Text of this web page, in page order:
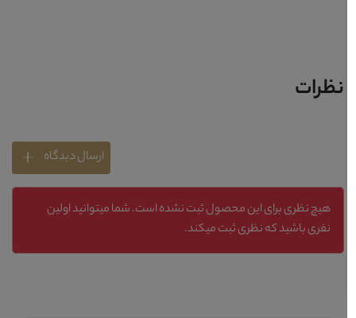
نظرات
ارسال دیدگاه
هیچ نظری برای این محصول ثبت نشده است. شما میتوانید اولین
نفری باشید که نظری ثبت میکند.